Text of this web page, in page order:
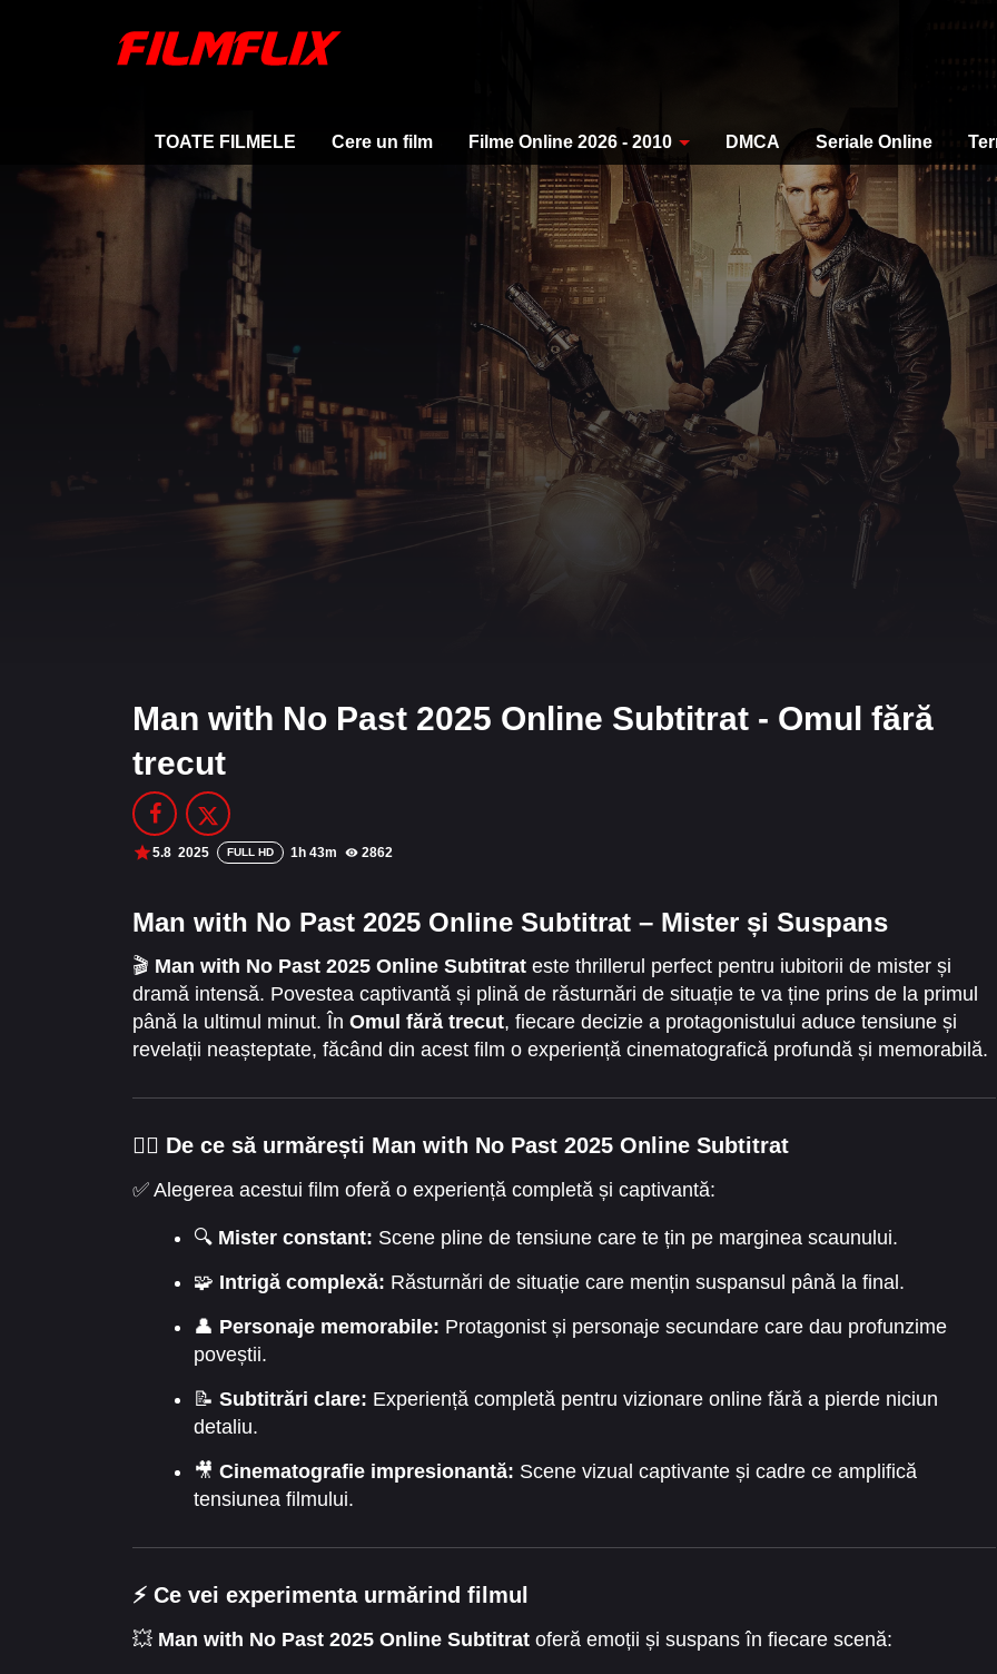
TOATE FILMELE Cere un film Filme Online 2026 - 2010 DMCA Seriale Online
Man with No Past 2025 Online Subtitrat - Omul fără
trecut
5.8 2025 FULL HD 1h 43m 2862
Man with No Past 2025 Online Subtitrat – Mister și Suspans
🎬 Man with No Past 2025 Online Subtitrat este thrillerul perfect pentru iubitorii de mister și
dramă intensă. Povestea captivantă și plină de răsturnări de situație te va ține prins de la primul
până la ultimul minut. În Omul fără trecut, fiecare decizie a protagonistului aduce tensiune și
revelații neașteptate, făcând din acest film o experiență cinematografică profundă și memorabilă.
🕵️‍♂️ De ce să urmărești Man with No Past 2025 Online Subtitrat
✅ Alegerea acestui film oferă o experiență completă și captivantă:
🔍 Mister constant: Scene pline de tensiune care te țin pe marginea scaunului.
🧩 Intrigă complexă: Răsturnări de situație care mențin suspansul până la final.
👤 Personaje memorabile: Protagonist și personaje secundare care dau profunzime
poveștii.
📝 Subtitrări clare: Experiență completă pentru vizionare online fără a pierde niciun
detaliu.
🎥 Cinematografie impresionantă: Scene vizual captivante și cadre ce amplifică
tensiunea filmului.
⚡ Ce vei experimenta urmărind filmul
💥 Man with No Past 2025 Online Subtitrat oferă emoții și suspans în fiecare scenă: